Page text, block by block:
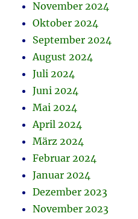
November 2024
Oktober 2024
September 2024
August 2024
Juli 2024
Juni 2024
Mai 2024
April 2024
März 2024
Februar 2024
Januar 2024
Dezember 2023
November 2023